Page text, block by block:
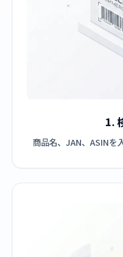
1.
商品名、JAN、ASINを